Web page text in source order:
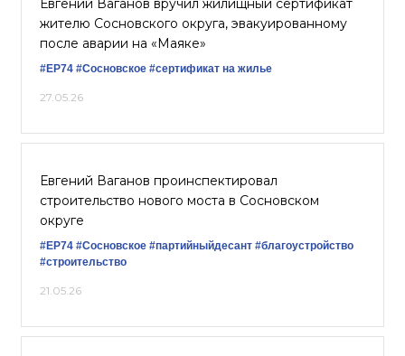
Евгений Ваганов вручил жилищный сертификат
жителю Сосновского округа, эвакуированному
после аварии на «Маяке»
#ЕР74 #Сосновское #сертификат на жилье
27.05.26
Евгений Ваганов проинспектировал
строительство нового моста в Сосновском
округе
#ЕР74 #Сосновское #партийныйдесант #благоустройство
#строительство
21.05.26